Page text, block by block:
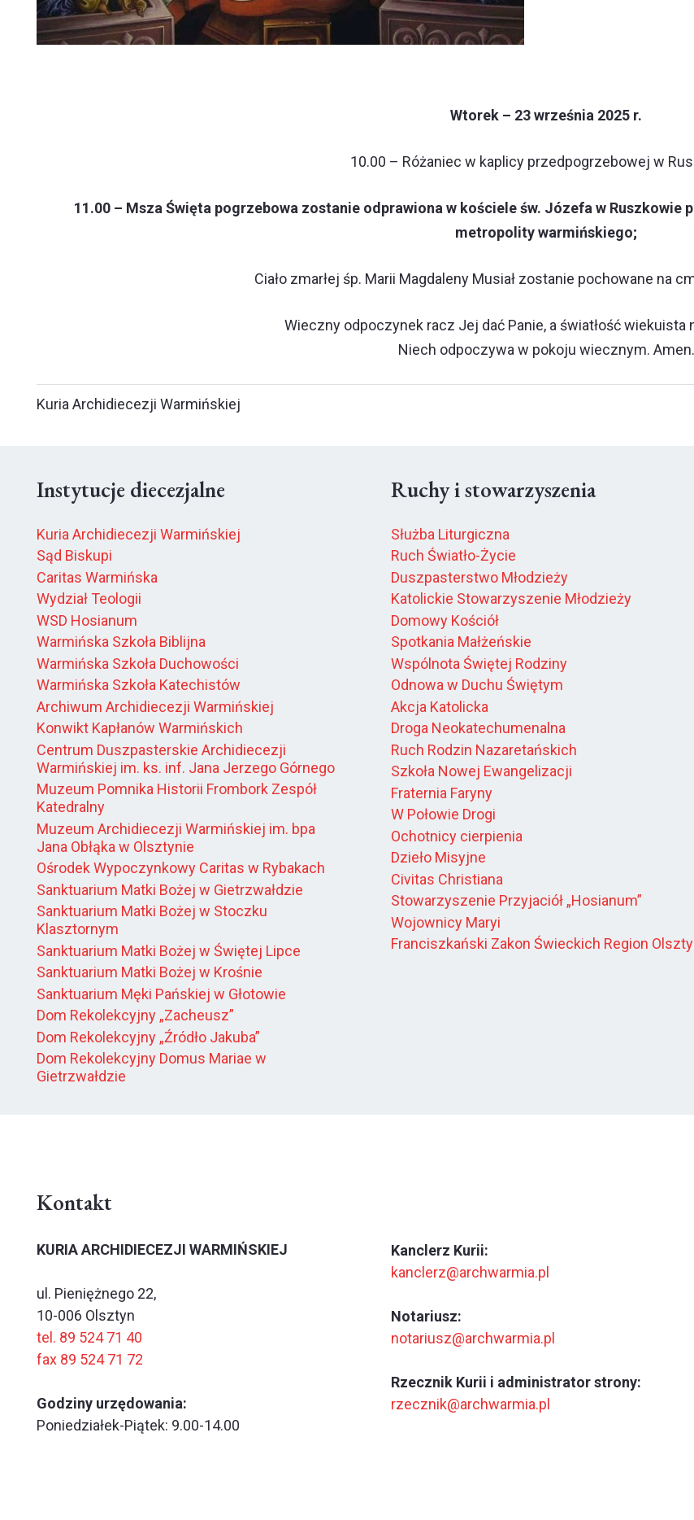
Wtorek – 23 września 2025 r.
10.00 – Różaniec w kaplicy przedpogrzebowej w
11.00 – Msza Święta pogrzebowa zostanie odprawiona w kościele św. Józefa w
metropolity warmińskiego;
Ciało zmarłej śp. Marii Magdaleny Musiał zostanie pochowane na
Wieczny odpoczynek racz Jej dać Panie, a światłość wiekuista
Niech odpoczywa w pokoju wiecznym. Amen.
Kuria Archidiecezji Warmińskiej
Instytucje diecezjalne
Kuria Archidiecezji Warmińskiej
Sąd Biskupi
Caritas Warmińska
Wydział Teologii
WSD Hosianum
Warmińska Szkoła Biblijna
Warmińska Szkoła Duchowości
Warmińska Szkoła Katechistów
Archiwum Archidiecezji Warmińskiej
Konwikt Kapłanów Warmińskich
Centrum Duszpasterskie Archidiecezji
Warmińskiej im. ks. inf. Jana Jerzego Górnego
Muzeum Pomnika Historii Frombork Zespół
Katedralny
Muzeum Archidiecezji Warmińskiej im. bpa
Jana Obłąka w Olsztynie
Ośrodek Wypoczynkowy Caritas w Rybakach
Sanktuarium Matki Bożej w Gietrzwałdzie
Sanktuarium Matki Bożej w Stoczku
Klasztornym
Sanktuarium Matki Bożej w Świętej Lipce
Sanktuarium Matki Bożej w Krośnie
Sanktuarium Męki Pańskiej w Głotowie
Dom Rekolekcyjny „Zacheusz”
Dom Rekolekcyjny „Źródło Jakuba”
Dom Rekolekcyjny Domus Mariae w
Gietrzwałdzie
Ruchy i stowarzyszenia
Służba Liturgiczna
Ruch Światło-Życie
Duszpasterstwo Młodzieży
Katolickie Stowarzyszenie Młodzieży
Domowy Kościół
Spotkania Małżeńskie
Wspólnota Świętej Rodziny
Odnowa w Duchu Świętym
Akcja Katolicka
Droga Neokatechumenalna
Ruch Rodzin Nazaretańskich
Szkoła Nowej Ewangelizacji
Fraternia Faryny
W Połowie Drogi
Ochotnicy cierpienia
Dzieło Misyjne
Civitas Christiana
Stowarzyszenie Przyjaciół „Hosianum”
Wojownicy Maryi
Franciszkański Zakon Świeckich Region
Kontakt
KURIA ARCHIDIECEZJI WARMIŃSKIEJ
ul. Pieniężnego 22,
10-006 Olsztyn
tel. 89 524 71 40
fax 89 524 71 72
Godziny urzędowania:
Poniedziałek-Piątek: 9.00-14.00
Kanclerz Kurii:
kanclerz@archwarmia.pl
Notariusz:
notariusz@archwarmia.pl
Rzecznik Kurii i administrator strony:
rzecznik@archwarmia.pl